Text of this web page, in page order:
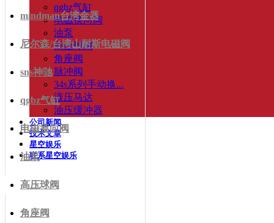
qgbz气缸
电磁换向阀
油泵
高压球阀
角座阀
脉冲阀
34s系列手动换...
液压马达
油压缓冲器
公司新闻
技术文章
星空娱乐
联系星空娱乐
mindman台湾金器
尼尔森/台湾山耐斯电磁阀
sns神驰
qgbz气缸
电磁换向阀
油泵
高压球阀
角座阀